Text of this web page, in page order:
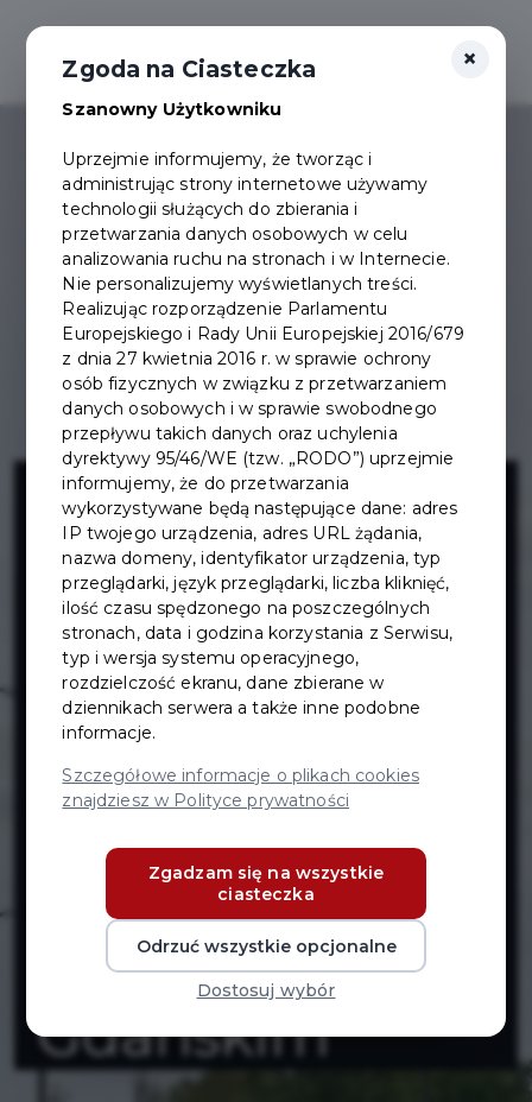
Budowa i
modernizacja
oświetlenia
ulicznego ul.
Kordiana,
Skierki i
Chochlika w
Pruszczu
Gdańskim
×
Zgoda na Ciasteczka
Szanowny Użytkowniku
Uprzejmie informujemy, że tworząc i
administrując strony internetowe używamy
technologii służących do zbierania i
przetwarzania danych osobowych w celu
analizowania ruchu na stronach i w Internecie.
Nie personalizujemy wyświetlanych treści.
Realizując rozporządzenie Parlamentu
Europejskiego i Rady Unii Europejskiej 2016/679
z dnia 27 kwietnia 2016 r. w sprawie ochrony
osób fizycznych w związku z przetwarzaniem
danych osobowych i w sprawie swobodnego
przepływu takich danych oraz uchylenia
dyrektywy 95/46/WE (tzw. „RODO”) uprzejmie
informujemy, że do przetwarzania
wykorzystywane będą następujące dane: adres
IP twojego urządzenia, adres URL żądania,
nazwa domeny, identyfikator urządzenia, typ
przeglądarki, język przeglądarki, liczba kliknięć,
ilość czasu spędzonego na poszczególnych
stronach, data i godzina korzystania z Serwisu,
typ i wersja systemu operacyjnego,
rozdzielczość ekranu, dane zbierane w
dziennikach serwera a także inne podobne
informacje.
Szczegółowe informacje o plikach cookies
znajdziesz w Polityce prywatności
Zgadzam się na wszystkie
ciasteczka
Odrzuć wszystkie opcjonalne
Dostosuj wybór